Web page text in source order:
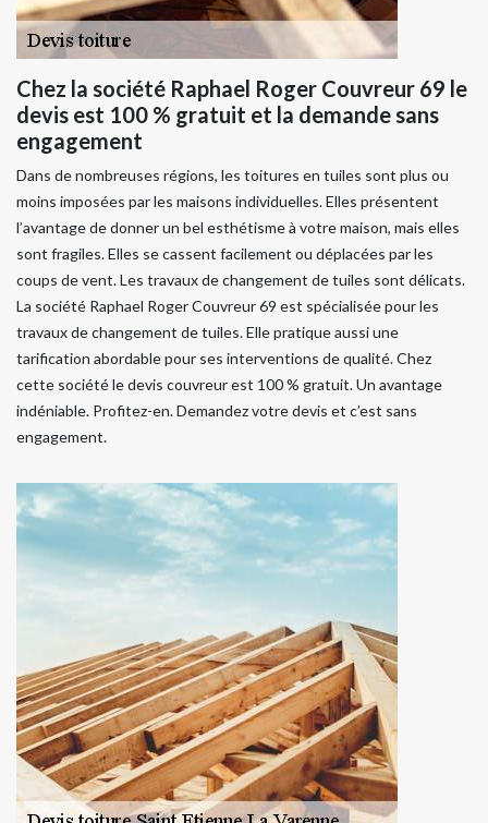
Chez la société Raphael Roger Couvreur 69 le
devis est 100 % gratuit et la demande sans
engagement
Dans de nombreuses régions, les toitures en tuiles sont plus ou
moins imposées par les maisons individuelles. Elles présentent
l’avantage de donner un bel esthétisme à votre maison, mais elles
sont fragiles. Elles se cassent facilement ou déplacées par les
coups de vent. Les travaux de changement de tuiles sont délicats.
La société Raphael Roger Couvreur 69 est spécialisée pour les
travaux de changement de tuiles. Elle pratique aussi une
tarification abordable pour ses interventions de qualité. Chez
cette société le devis couvreur est 100 % gratuit. Un avantage
indéniable. Profitez-en. Demandez votre devis et c’est sans
engagement.